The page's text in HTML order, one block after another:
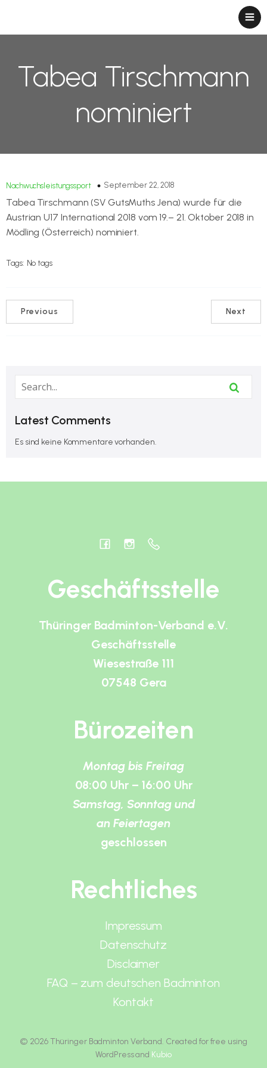
Tabea Tirschmann
nominiert
Nachwuchsleistungssport September 22, 2018
Tabea Tirschmann (SV GutsMuths Jena) wurde für die
Austrian U17 International 2018 vom 19.– 21. Oktober 2018 in
Mödling (Österreich) nominiert.
Tags: No tags
Previous Next
Latest Comments
Es sind keine Kommentare vorhanden.
Geschäftsstelle
Thüringer Badminton-Verband e.V.
Geschäftsstelle
Wiesestraße 111
07548 Gera
Bürozeiten
Montag bis Freitag
08:00 Uhr – 16:00 Uhr
Samstag, Sonntag und
an Feiertagen
geschlossen
Rechtliches
Impressum
Datenschutz
Disclaimer
FAQ – zum deutschen Badminton
Kontakt
© 2026 Thüringer Badminton Verband. Created for free using
WordPress and Kubio